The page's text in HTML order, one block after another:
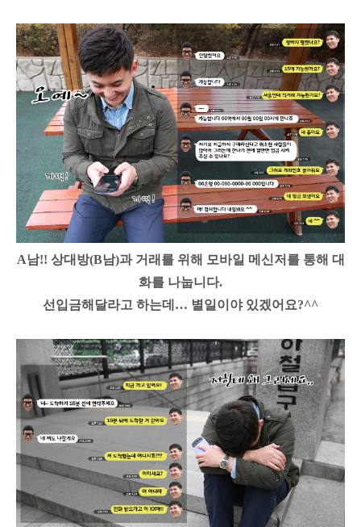
A남!! 상대방(B남)과 거래를 위해 모바일 메신저를 통해 대
화를 나눕니다.
선입금해달라고 하는데… 별일이야 있겠어요?^^